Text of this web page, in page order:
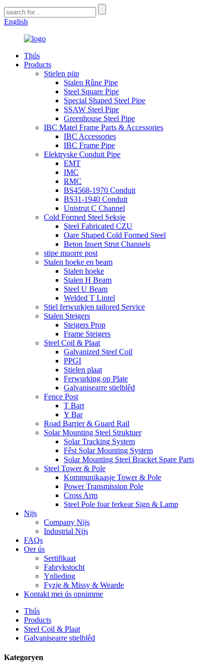
English
Thús
Products
Stielen piip
Stalen Rûne Pipe
Steel Square Pipe
Special Shaped Steel Pipe
SSAW Steel Pipe
Greenhouse Steel Pipe
IBC Matel Frame Parts & Accessories
IBC Accessories
IBC Frame Pipe
Elektryske Conduit Pipe
EMT
IMC
RMC
BS4568-1970 Conduit
BS31-1940 Conduit
Unistrut C Channel
Cold Formed Steel Seksje
Steel Fabricated CZU
Oare Shaped Cold Formed Steel
Beton Insert Strut Channels
stipe muorre post
Stalen hoeke en beam
Stalen hoeke
Stalen H Beam
Steel U Beam
Welded T Lintel
Stiel ferwurkjen tailored Service
Stalen Steigers
Steigers Prop
Frame Steigers
Steel Coil & Plaat
Galvanized Steel Coil
PPGI
Stielen plaat
Ferwurking op Plate
Galvanisearre stielblêd
Fence Post
T Bart
Y Bar
Road Barrier & Guard Rail
Solar Mounting Steel Struktuer
Solar Tracking System
Fêst Solar Mounting System
Solar Mounting Steel Bracket Spare Parts
Steel Tower & Pole
Kommunikaasje Tower & Pole
Power Transmission Pole
Cross Arm
Steel Pole foar ferkear Sign & Lamp
Nijs
Company Nijs
Industrial Nijs
FAQs
Oer ús
Sertifikaat
Fabrykstocht
Ynlieding
Fyzje & Missy & Wearde
Kontakt mei ús opnimme
Thús
Products
Steel Coil & Plaat
Galvanisearre stielblêd
Kategoryen